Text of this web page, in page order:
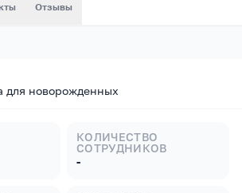
Отзывы
для новорожденных
КОЛИЧЕСТВО
СОТРУДНИКОВ
-